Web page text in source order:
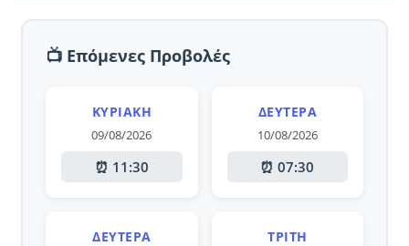
📺 Επόμενες Προβολές
ΚΥΡΙΑΚΉ
09/08/2026
⏰ 11:30
ΔΕΥΤΈΡΑ
10/08/2026
⏰ 07:30
ΔΕΥΤΈΡΑ ΤΡΊΤΗ